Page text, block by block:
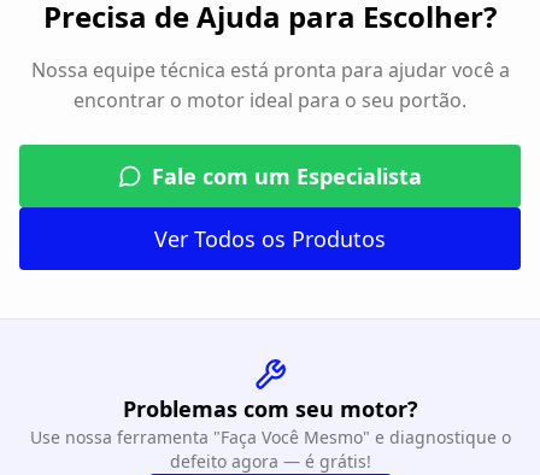
Precisa de Ajuda para Escolher?
Nossa equipe técnica está pronta para ajudar você a
encontrar o motor ideal para o seu portão.
Fale com um Especialista
Ver Todos os Produtos
Problemas com seu motor?
Use nossa ferramenta "Faça Você Mesmo" e diagnostique o
defeito agora — é grátis!